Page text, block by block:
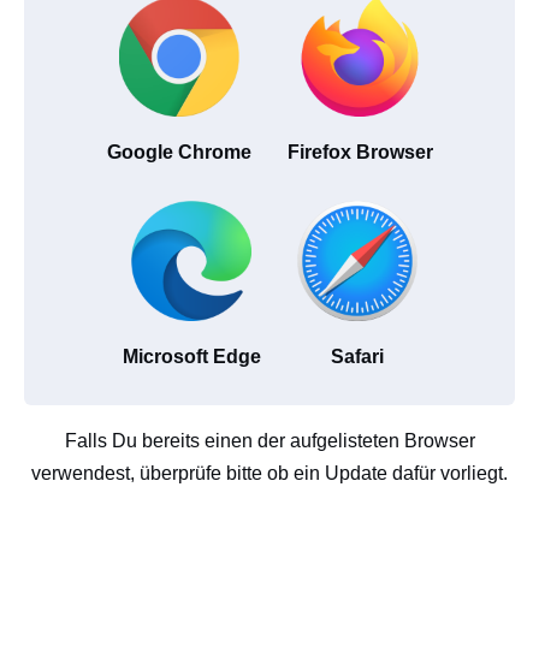
Google Chrome Firefox Browser
Microsoft Edge Safari
Falls Du bereits einen der aufgelisteten Browser
verwendest, überprüfe bitte ob ein Update dafür vorliegt.